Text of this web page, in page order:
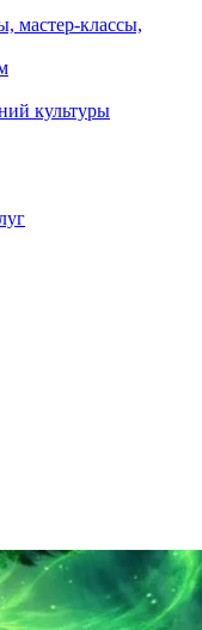
мастер-классы,
культуры